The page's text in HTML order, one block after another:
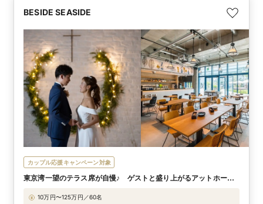
BESIDE SEASIDE
カップル応援キャンペーン対象
東京湾一望のテラス席が自慢♪ ゲストと盛り上がるアットホーム
10万円〜125万円／60名